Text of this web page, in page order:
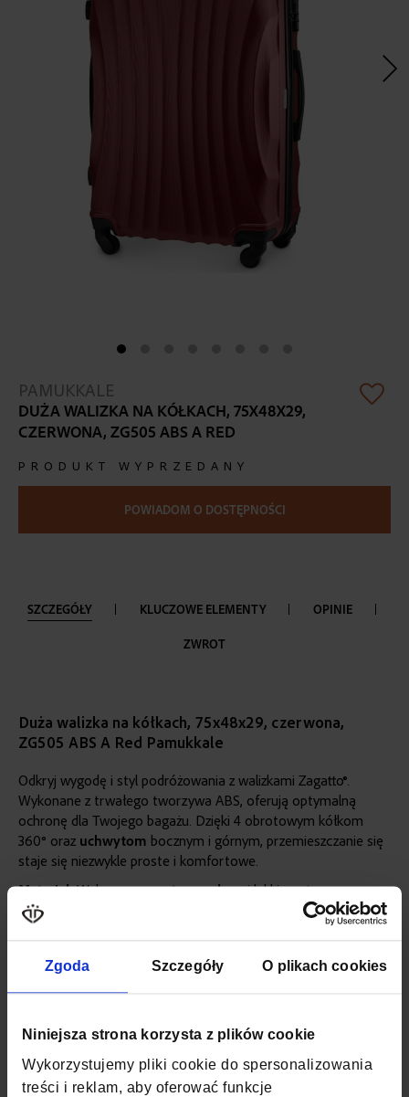
Zgoda Szczegóły O plikach cookies
Niniejsza strona korzysta z plików cookie
Wykorzystujemy pliki cookie do spersonalizowania
treści i reklam, aby oferować funkcje
beginning
images
PAMUKKALE
DUŻA WALIZKA NA KÓŁKACH, 75X48X29,
CZERWONA, ZG505 ABS A RED
PRODUKT WYPRZEDANY
POWIADOM O DOSTĘPNOŚCI
SZCZEGÓŁY KLUCZOWE ELEMENTY OPINIE
ZWROT
Duża walizka na kółkach, 75x48x29, czerwona,
ZG505 ABS A Red Pamukkale
Odkryj wygodę i styl podróżowania z walizkami Zagatto®.
Wykonane z trwałego tworzywa ABS, oferują optymalną
ochronę dla Twojego bagażu. Dzięki 4 obrotowym kółkom
360° oraz uchwytom bocznym i górnym, przemieszczanie się
staje się niezwykle proste i komfortowe.
Materiał:Wykonana zwytrzymałegoi lekkiego tworzywa
ABS, które zapewnia ochronę zawartości.
Kółka:Cztery obrotowekółka 360°umożliwiająłatwe i
płynnemanewrowanie walizką w każdym kierunku.
Więcej
informacji
SKU
WAGA
POJEMNOŚĆ 90